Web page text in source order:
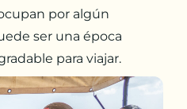
por algún
ser una época
para viajar.